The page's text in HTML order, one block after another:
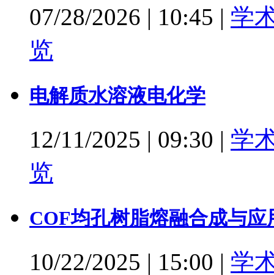
07/28/2026 | 10:45 | 学
览
电解质水溶液电化学
12/11/2025 | 09:30 | 学
览
COF均孔树脂熔融合成与应
10/22/2025 | 15:00 | 学